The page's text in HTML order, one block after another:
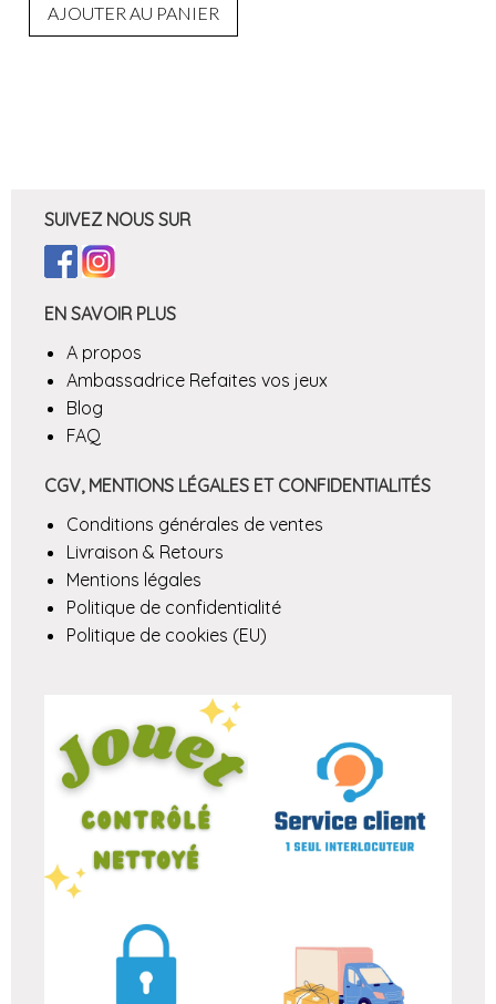
AJOUTER AU PANIER
SUIVEZ NOUS SUR
EN SAVOIR PLUS
A propos
Ambassadrice Refaites vos jeux
Blog
FAQ
CGV, MENTIONS LÉGALES ET CONFIDENTIALITÉS
Conditions générales de ventes
Livraison & Retours
Mentions légales
Politique de confidentialité
Politique de cookies (EU)